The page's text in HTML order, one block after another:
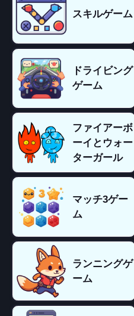
スキルゲーム
ドライビング
ゲーム
ファイアーボ
ーイとウォー
ターガール
マッチ3ゲー
ム
ランニングゲ
ーム